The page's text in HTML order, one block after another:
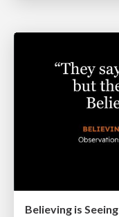
Believing is Seeing